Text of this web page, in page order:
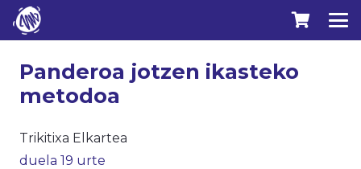
Panderoa jotzen ikasteko
metodoa
Trikitixa Elkartea
duela 19 urte